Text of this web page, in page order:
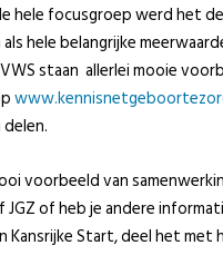
hele focusgroep werd het
hele belangrijke
staan allerlei mooie
voorbeeld van
of heb je andere
Kansrijke Start, deel het met